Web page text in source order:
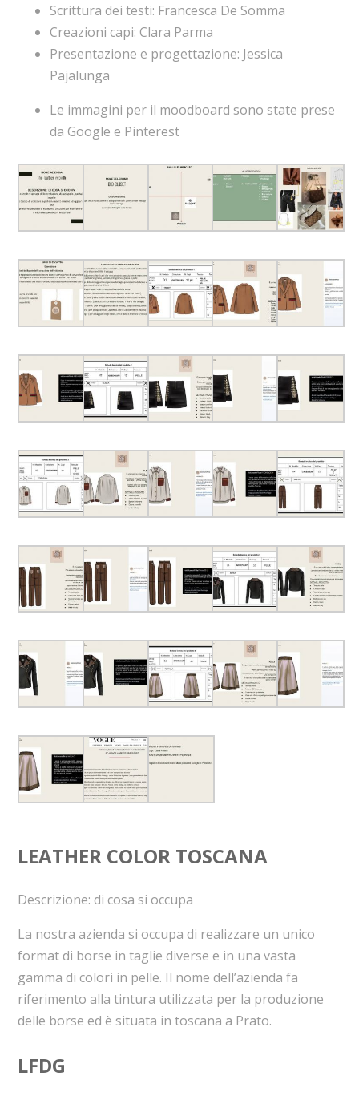
Scrittura dei testi: Francesca De Somma
Creazioni capi: Clara Parma
Presentazione e progettazione: Jessica
Pajalunga
Le immagini per il moodboard sono state prese
da Google e Pinterest
LEATHER COLOR TOSCANA
Descrizione: di cosa si occupa
La nostra azienda si occupa di realizzare un unico
format di borse in taglie diverse e in una vasta
gamma di colori in pelle. Il nome dell’azienda fa
riferimento alla tintura utilizzata per la produzione
delle borse ed è situata in toscana a Prato.
LFDG